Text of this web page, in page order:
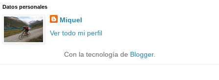
Datos personales
Miquel
Ver todo mi perfil
Con la tecnología de Blogger.